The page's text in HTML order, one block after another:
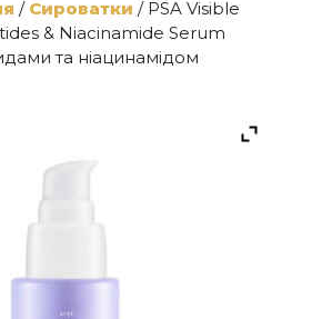
/ Сироватки / PSA Visible
& Niacinamide Serum
та ніацинамідом